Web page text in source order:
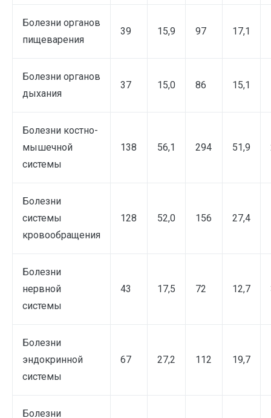
Болезни органов
пищеварения
39 15,9 97 17,1
Болезни органов
дыхания
37 15,0 86 15,1
Болезни костно-
мышечной
системы
138 56,1 294 51,9
Болезни
системы
кровообращения
128 52,0 156 27,4
Болезни
нервной
системы
43 17,5 72 12,7
Болезни
эндокринной
системы
67 27,2 112 19,7
Болезни